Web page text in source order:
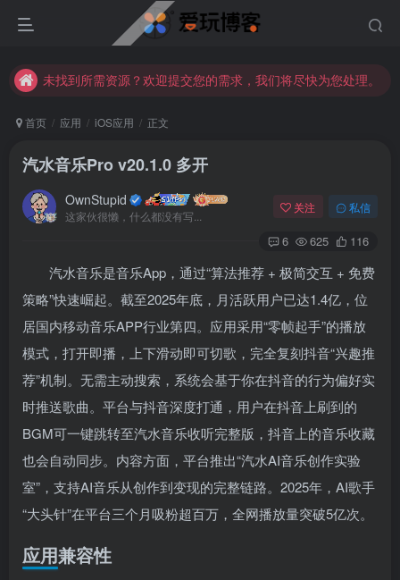
未找到所需资源？欢迎提交您的需求，我们将尽快为您处理。
苹果手机用户没有巨魔商店的点击此处获取保姆级安装教程
未找到所需资源？欢迎提交您的需求，我们将尽快为您处理。
首页 应用 iOS应用 正文
汽水音乐Pro v20.1.0 多开
OwnStupid
这家伙很懒，什么都没有写...
关注 私信
6 625 116
汽水音乐是音乐App ，通过“算法推荐 + 极简交互 + 免费
策略”快速崛起。截至2025年底，月活跃用户已达1.4亿，位
居国内移动音乐APP行业第四。应用采用“零帧起手”的播放
模式，打开即播，上下滑动即可切歌，完全复刻抖音“兴趣推
荐”机制。无需主动搜索，系统会基于你在抖音的行为偏好实
时推送歌曲。平台与抖音深度打通，用户在抖音上刷到的
BGM可一键跳转至汽水音乐收听完整版，抖音上的音乐收藏
也会自动同步。内容方面，平台推出“汽水AI音乐创作实验
室”，支持AI音乐从创作到变现的完整链路。2025年，AI歌手
“大头针”在平台三个月吸粉超百万，全网播放量突破5亿次。
应用兼容性
扫码登录
使用其它方式登录或注册
关注公众号后发送 “验证码” 获取验证码
请输入验证码